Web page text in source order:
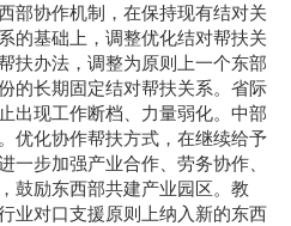
部协作机制，在保持现有结对关
的基础上，调整优化结对帮扶关
扶办法，调整为原则上一个东部
的长期固定结对帮扶关系。省际
出现工作断档、力量弱化。中部
优化协作帮扶方式，在继续给予
一步加强产业合作、劳务协作、
鼓励东西部共建产业园区。教
业对口支援原则上纳入新的东西